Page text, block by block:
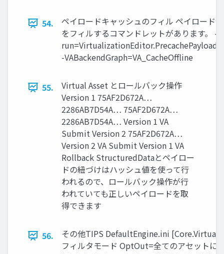
54.
ペイロードキャッシュのフィル ペイロード
をフィルするコマンドレットがあります。 -
run=VirtualizationEditor.PrecachePayloads
-VABackendGraph=VA_CacheOffline
55.
Virtual Asset とロールバック操作
Version 1 75AF2D672A…
2286AB7D54A… 75AF2D672A…
2286AB7D54A… Version 1 VA
Submit Version 2 75AF2D672A…
Version 2 VA Submit Version 1 VA
Rollback StructuredDataとペイロー
ドの紐づけはハッシュ値を使って行
われるので、ロールバック操作が行
われていても正しいペイロードを取
得できます
56.
その他TIPS DefaultEngine.ini
フィルタモード OptOut=全てのアセットに